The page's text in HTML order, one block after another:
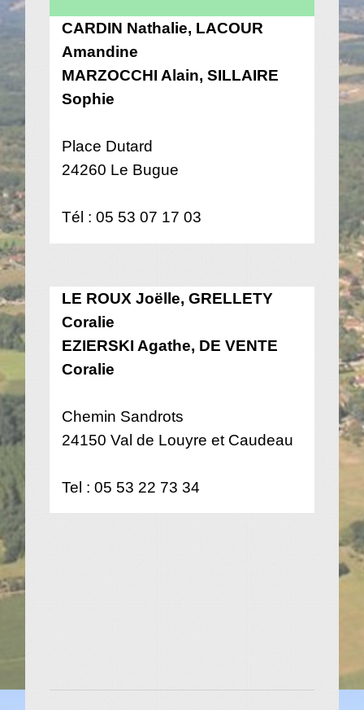
CARDIN Nathalie, LACOUR
Amandine
MARZOCCHI Alain, SILLAIRE
Sophie
Place Dutard
24260 Le Bugue
Tél : 05 53 07 17 03
LE ROUX Joëlle, GRELLETY
Coralie
EZIERSKI Agathe, DE VENTE
Coralie
Chemin Sandrots
24150 Val de Louyre et Caudeau
Tel : 05 53 22 73 34